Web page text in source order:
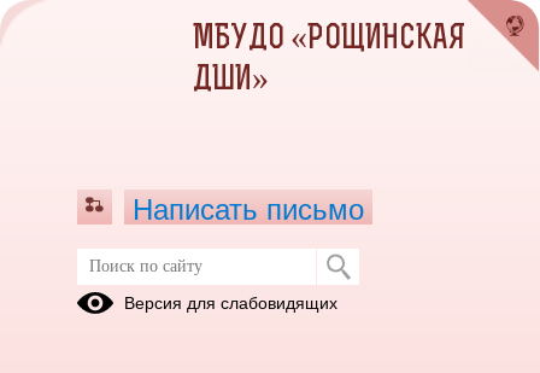
Архив раздела Фотоальбомы
МБУДО «РОЩИНСКАЯ
ДШИ»
Написать письмо
Версия для слабовидящих